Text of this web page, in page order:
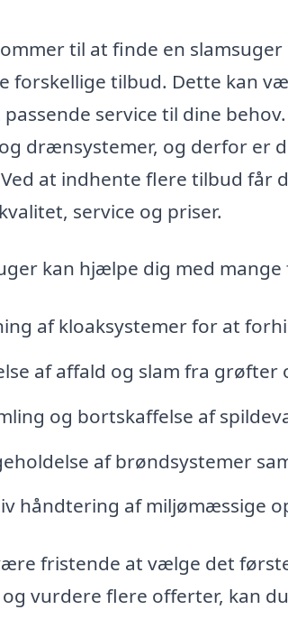
til at finde en
forskellige tilbud. Dette kan
service til dine
drænsystemer, og derfor er
at indhente flere tilbud får
service og priser.
kan hjælpe dig med
af kloaksystemer for at
af affald og slam fra
og bortskaffelse af
af brøndsystemer
håndtering af miljømæssige
fristende at vælge det
vurdere flere offerter, kan